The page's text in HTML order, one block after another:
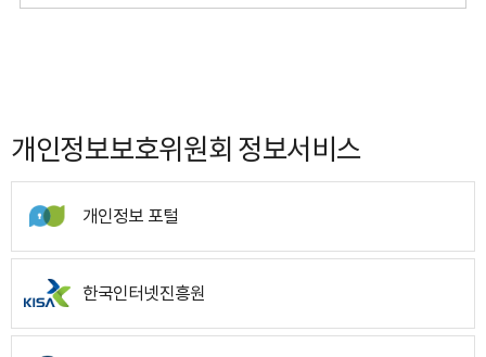
개인정보보호위원회 정보서비스
개인정보 포털
한국인터넷진흥원